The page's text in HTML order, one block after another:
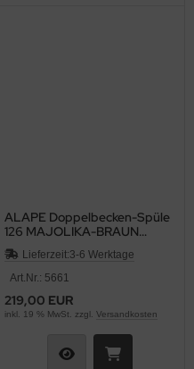
ALAPE Doppelbecken-Spüle
126 MAJOLIKA-BRAUN
105x48 cm
Lieferzeit:3-6 Werktage
Art.Nr.: 5661
219,00 EUR
inkl. 19 % MwSt. zzgl. Versandkosten